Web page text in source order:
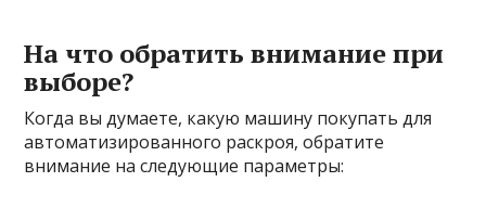
На что обратить внимание при
выборе?
Когда вы думаете, какую машину покупать для
автоматизированного раскроя, обратите
внимание на следующие параметры: